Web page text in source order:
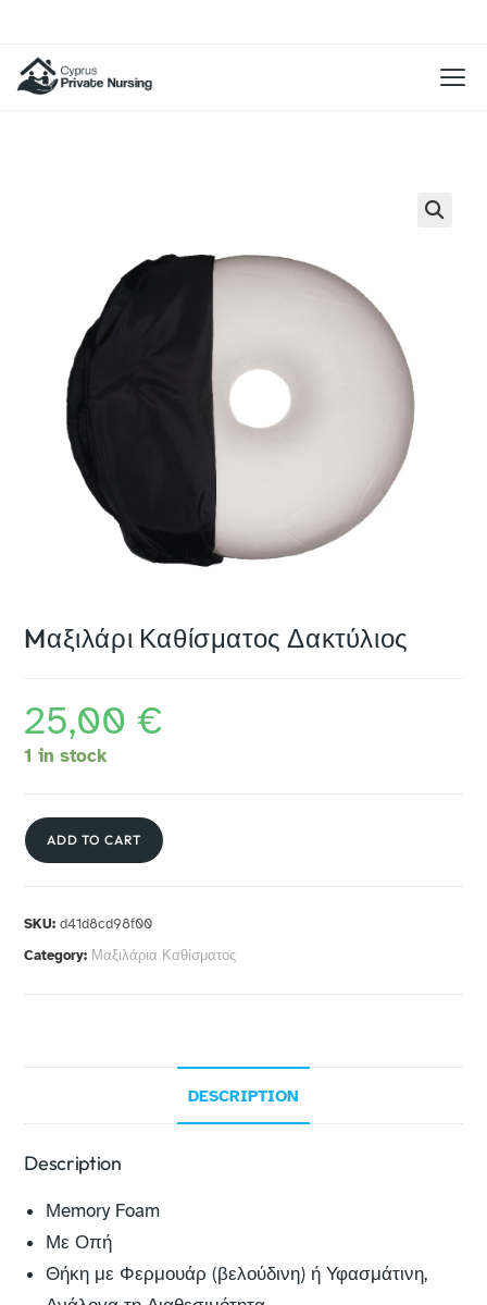
Mαξιλάρι Καθίσματος Δακτύλιος
25,00€
1 in stock
ADD TO CART
SKU:d41d8cd98f00
Category: Μαξιλάρια Καθίσματος
DESCRIPTION
Description
Μemory Foam
Με Οπή
Θήκη με Φερμουάρ (βελούδινη) ή Υφασμάτινη,